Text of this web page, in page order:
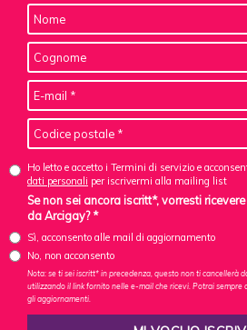
Ho letto e accetto i Termini di servizio e
dati personali per iscrivermi alla mailing list
Se non sei ancora iscritt*, vorresti
da Arcigay? *
Sì, acconsento alle mail di aggiornamento
No, non acconsento
Nota: se ti sei iscritt* in precedenza, questo non ti cancellerà
utilizzando il link fornito nelle e-mail che ricevi. Potrai
gli aggiornamenti.